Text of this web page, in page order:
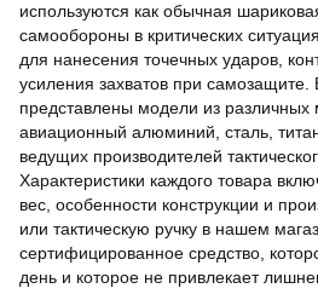
используются как обычная
самообороны в критических
для нанесения точечных ударов,
усиления захватов при
представлены модели из
авиационный алюминий, сталь,
ведущих производителей
Характеристики каждого товара
вес, особенности конструкции и
или тактическую ручку в нашем
сертифицированное средство,
день и которое не привлекает